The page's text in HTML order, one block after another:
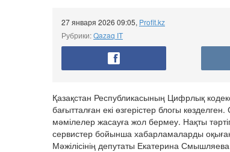
27 января 2026 09:05, Profit.kz
Рубрики:Qazaq IT
Қазақстан Республикасының Цифрлық
бағытталған екі өзгерістер блогы
мәмілелер жасауға жол бермеу. Нақты
сервистер бойынша хабарламаларды
Мәжілісінің депутаты Екатерина